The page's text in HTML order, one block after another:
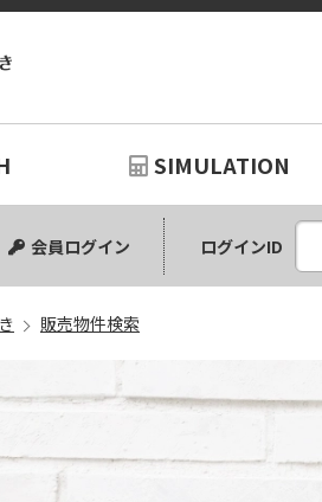
SIMULATION
シミュレーション
リノベーションプラン
会員ログイン ログインID
販売物件検索